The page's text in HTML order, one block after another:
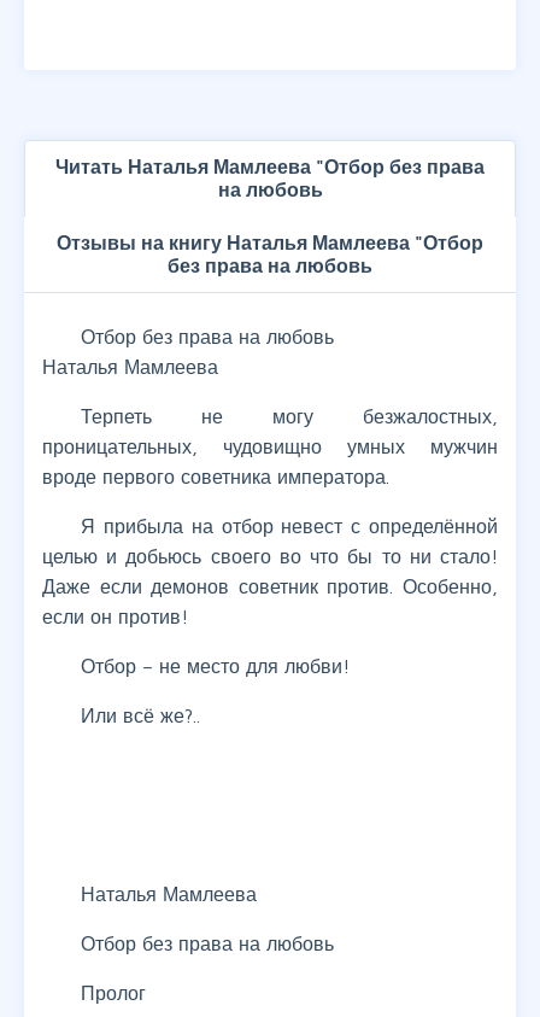
Читать Наталья Мамлеева "Отбор без права
на любовь
Отзывы на книгу Наталья Мамлеева "Отбор
без права на любовь
Отбор без права на любовь
Наталья Мамлеева
Терпеть не могу безжалостных,
проницательных, чудовищно умных мужчин
вроде первого советника императора.
Я прибыла на отбор невест с определённой
целью и добьюсь своего во что бы то ни стало!
Даже если демонов советник против. Особенно,
если он против!
Отбор – не место для любви!
Или всё же?..
Наталья Мамлеева
Отбор без права на любовь
Пролог